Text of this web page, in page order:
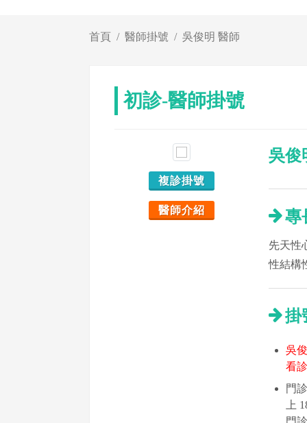
首頁 醫師掛號 吳俊明 醫師
初診-醫師掛號
複診掛號
醫師介紹
吳俊
專
先天性
性結構
掛
吳
看
門
上